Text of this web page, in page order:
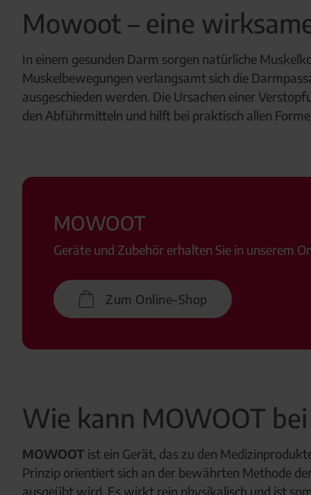
Mowoot – eine
In einem gesunden Darm sorgen natürliche
Muskelbewegungen verlangsamt sich die
ausgeschieden werden. Die Ursachen einer
den Abführmitteln und hilft bei praktisch allen
MOWOOT
Geräte und Zubehör erhalten Sie in unserem
Zum Online-Shop
Wie kann MOWOOT
MOWOOT ist ein Gerät, das zu den
Prinzip orientiert sich an der bewährten Methode
ausgeübt wird. Es wirkt rein physikalisch und ist